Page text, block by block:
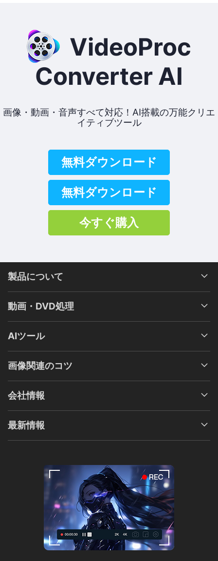
VideoProc
Converter AI
画像・動画・音声すべて対応！AI搭載の万能クリエ
イティブツール
無料ダウンロード
無料ダウンロード
今すぐ購入
製品について
動画・DVD処理
AIツール
画像関連のコツ
会社情報
最新情報